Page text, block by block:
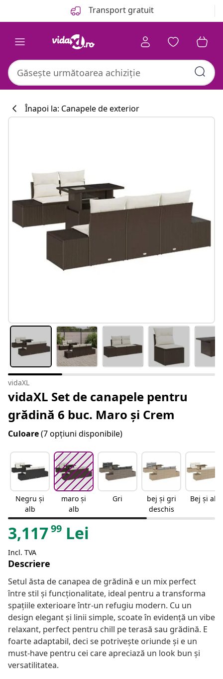
Transport gratuit
Înapoi la: Canapele de exterior
vidaXL
vidaXL Set de canapele pentru
grădină 6 buc. Maro și Crem
Culoare(7 opțiuni disponibile)
Negru și
alb
maro și
alb
Gri
bej și gri
deschis
Bej și alb
3,11799 Lei
Incl. TVA
Descriere
Setul ăsta de canapea de grădină e un mix perfect
între stil și funcționalitate, ideal pentru a transforma
spațiile exterioare într-un refugiu modern. Cu un
design elegant și linii simple, scoate în evidență un vibe
relaxant, perfect pentru chill pe terasă sau grădină. E
foarte adaptabil, deci se potrivește oriunde și e un
must-have pentru cei care apreciază un look bun și
versatilitatea.